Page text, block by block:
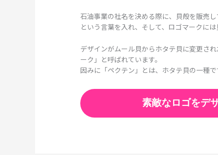
石油事業の社名を決める際に、貝殻を販売
という言葉を入れ、そして、ロゴマークに
デザインがムール貝からホタテ貝に変更さ
ーク」と呼ばれています。
因みに「ペクテン」とは、ホタテ貝の一種
素敵なロゴをデ